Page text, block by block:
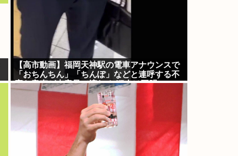
【高市動画】福岡天神駅の電車アナウンスで
「おちんちん」「ちんぽ」などと連呼する不
審な音声が大音量で流れる 犯人は不明